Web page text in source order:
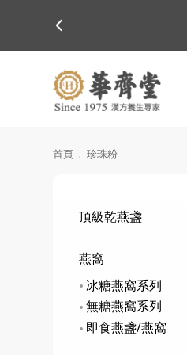
首頁 珍珠粉
頂級乾燕盞
燕窩
冰糖燕窩系列
無糖燕窩系列
即食燕盞/燕窩